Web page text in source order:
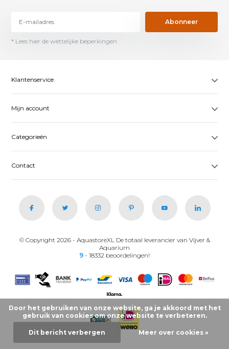
Abonneer
* Lees hier de wettelijke beperkingen
Klantenservice
Mijn account
Categorieën
Contact
© Copyright 2026 - AquastoreXL De totaal leverancier van Vijver &
Aquarium
9 - 18332 beoordelingen!
Door het gebruiken van onze website, ga je akkoord met het
gebruik van cookies om onze website te verbeteren.
Dit bericht verbergen Meer over cookies »